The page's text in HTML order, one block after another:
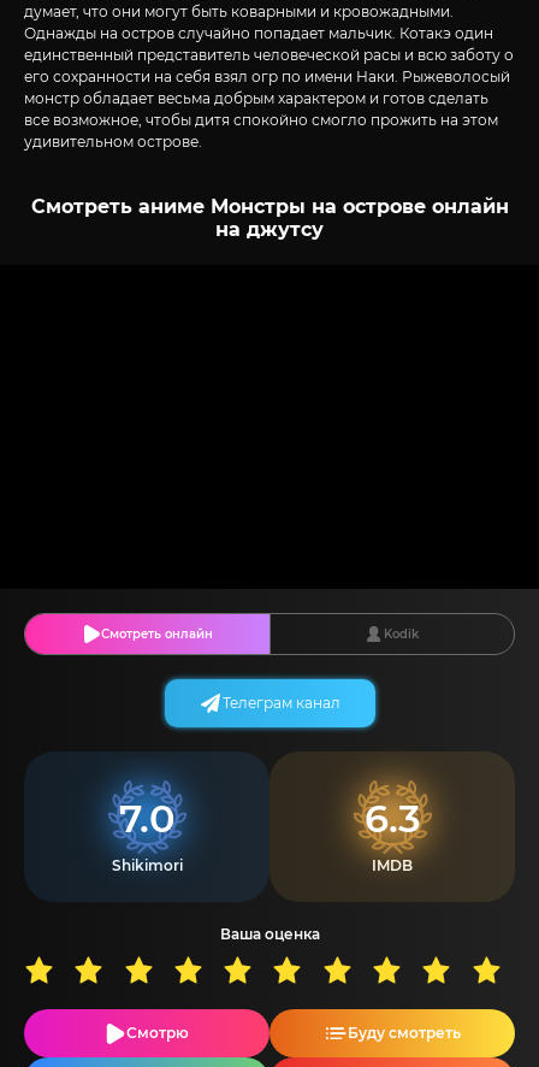
думает, что они могут быть коварными и кровожадными.
Однажды на остров случайно попадает мальчик. Котакэ один
единственный представитель человеческой расы и всю заботу о
его сохранности на себя взял огр по имени Наки. Рыжеволосый
монстр обладает весьма добрым характером и готов сделать
все возможное, чтобы дитя спокойно смогло прожить на этом
удивительном острове.
Смотреть аниме Монстры на острове онлайн
на джутсу
Смотреть онлайн Kodik
7.0
Shikimori
6.3
IMDB
Ваша оценка
Смотрю Буду смотреть
Телеграм канал